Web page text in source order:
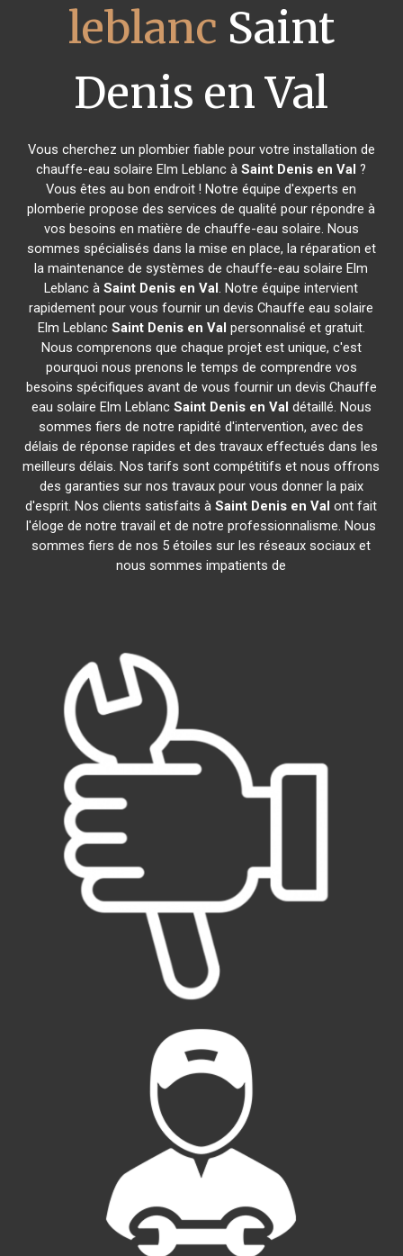
leblanc Saint
Denis en Val
Vous cherchez un plombier fiable pour votre installation de
chauffe-eau solaire Elm Leblanc àSaint Denis en Val ?
Vous êtes au bon endroit ! Notre équipe d'experts en
plomberie propose des services de qualité pour répondre à
vos besoins en matière de chauffe-eau solaire. Nous
sommes spécialisés dans la mise en place, la réparation et
la maintenance de systèmes de chauffe-eau solaire Elm
Leblanc àSaint Denis en Val. Notre équipe intervient
rapidement pour vous fournir un devis Chauffe eau solaire
Elm Leblanc Saint Denis en Val personnalisé et gratuit.
Nous comprenons que chaque projet est unique, c'est
pourquoi nous prenons le temps de comprendre vos
besoins spécifiques avant de vous fournir un devis Chauffe
eau solaire Elm Leblanc Saint Denis en Val détaillé. Nous
sommes fiers de notre rapidité d'intervention, avec des
délais de réponse rapides et des travaux effectués dans les
meilleurs délais. Nos tarifs sont compétitifs et nous offrons
des garanties sur nos travaux pour vous donner la paix
d'esprit. Nos clients satisfaits àSaint Denis en Val ont fait
l'éloge de notre travail et de notre professionnalisme. Nous
sommes fiers de nos 5 étoiles sur les réseaux sociaux et
nous sommes impatients de